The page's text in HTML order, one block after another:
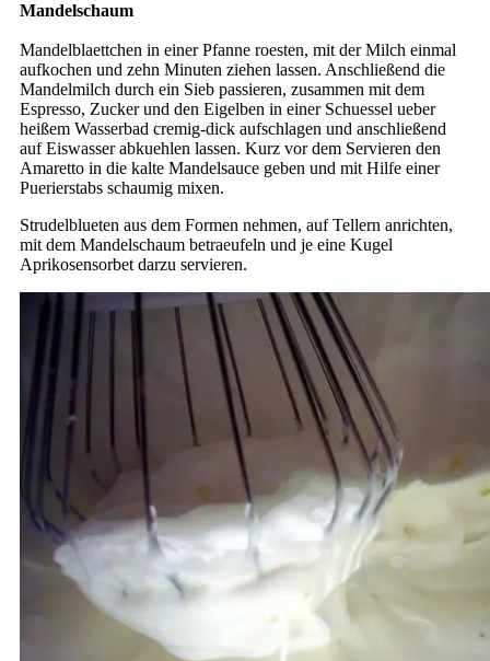
Mandelschaum
Mandelblaettchen in einer Pfanne roesten, mit der Milch einmal
aufkochen und zehn Minuten ziehen lassen. Anschließend die
Mandelmilch durch ein Sieb passieren, zusammen mit dem
Espresso, Zucker und den Eigelben in einer Schuessel ueber
heißem Wasserbad cremig-dick aufschlagen und anschließend
auf Eiswasser abkuehlen lassen. Kurz vor dem Servieren den
Amaretto in die kalte Mandelsauce geben und mit Hilfe einer
Puerierstabs schaumig mixen.
Strudelblueten aus dem Formen nehmen, auf Tellern anrichten,
mit dem Mandelschaum betraeufeln und je eine Kugel
Aprikosensorbet darzu servieren.